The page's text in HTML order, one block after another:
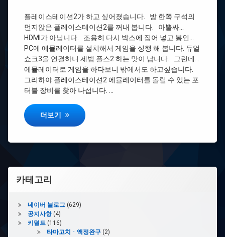
플레이스테이션2가 하고 싶어졌습니다. 방 한쪽 구석의
먼지앉은 플레이스테이션2를 꺼내 봅니다. 아뿔싸…
HDMI가 아닙니다. 조용히 다시 박스에 집어 넣고 봉인…
PC에 에뮬레이터를 설치해서 게임을 싱행 해 봅니다. 듀얼
쇼크3을 연결하니 제법 플스2 하는 맛이 납니다. 그런데…
에뮬레이터로 게임을 하다보니 밖에서도 하고싶습니다.
그리하야 플레이스테이션2 에뮬레이터를 돌릴 수 있는 포
터블 장비를 찾아 나섭니다. …
[갓성비 에뮬머신 게임폰] 샤오미 포코폰 F1 + 조이트론 MX
더보기
얼
#
듀
얼
미
포
코
폰
+
조
이
트
MX
FLEX3
카테고리
네이버 블로그(629)
공지사항(4)
키덜트(116)
타마고치ㆍ액정완구(2)